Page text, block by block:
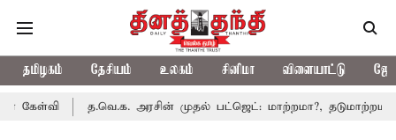
தமிழகம் தேசியம் உலகம் சினிமா விளையாட்டு
த.வெ.க. அரசின் முதல் பட்ஜெட்: மாற்றமா?, தடுமாற்றமா?